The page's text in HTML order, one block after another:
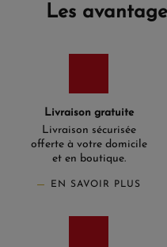
Les
Livraison gratuite
Livraison sécurisée
offerte à votre domicile
et en boutique.
EN SAVOIR PLUS